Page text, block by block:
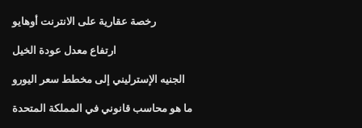
رخصة عقارية على الانترنت أوهايو
ارتفاع معدل عودة الخيل
الجنيه الإسترليني إلى مخطط سعر اليورو
ما هو محاسب قانوني في المملكة المتحدة